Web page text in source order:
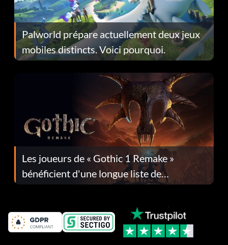
Palworld prépare actuellement deux jeux
mobiles distincts. Voici pourquoi.
Les joueurs de « Gothic 1 Remake »
bénéficient d'une longue liste de
corrections dans la mise à jour 1.0.4